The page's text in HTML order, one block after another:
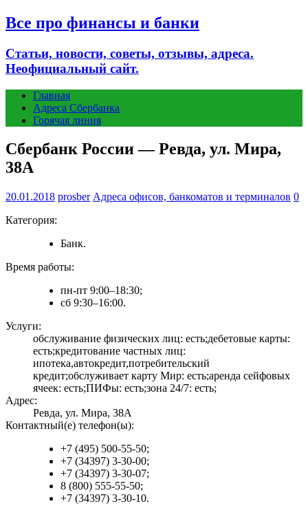
Все про финансы и банки
Статьи, новости, советы, отзывы, адреса.
Неофициальный сайт.
Главная
Адреса Сбербанка
Горячая линия
Сбербанк России — Ревда, ул. Мира,
38А
20.01.2018 prosber Адреса офисов, банкоматов и терминалов 0
Категория:
Банк.
Время работы:
пн-пт 9:00–18:30;
сб 9:30–16:00.
Услуги:
обслуживание физических лиц: есть;дебетовые карты:
есть;кредитование частных лиц:
ипотека,автокредит,потребительский
кредит;обслуживает карту Мир: есть;аренда сейфовых
ячеек: есть;ПИФы: есть;зона 24/7: есть;
Адрес:
Ревда, ул. Мира, 38А
Контактный(е) телефон(ы):
+7 (495) 500-55-50;
+7 (34397) 3-30-00;
+7 (34397) 3-30-07;
8 (800) 555-55-50;
+7 (34397) 3-30-10.